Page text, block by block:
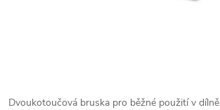
Dvoukotoučová bruska pro běžné použití v dílně